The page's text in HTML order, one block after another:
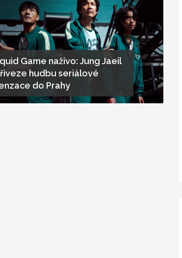
Game naživo: Jung Jaeil
hudbu seriálové
do Prahy